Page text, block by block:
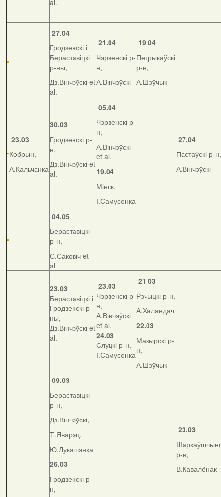
al.
27.04
Гродзенскі і
Бераставіцкі
р-ны,
Дз.Вінчэўскі et
al.
21.04
Чэрвенскі р-
н,
А.Вінчэўскі
19.04
Петрыкаўскі
р-н,
А.Шэўчык
23.03
Кобрын,
А.Кальчанка
30.03
Гродзенскі р-
н,
Дз.Вінчэўскі et
al.
05.04
Чэрвенскі р-
н,
А.Вінчэўскі
et al.
19.04
Мінск,
І.Самусенка
27.04
Пастаўскі р-н,
А.Вінчэўскі
04.05
Бераставіцкі
р-н,
С.Саковіч et
al.
23.03
Бераставіцкі і
Гродзенскі р-
ны,
Дз.Вінчэўскі et
al.
23.03
Чэрвенскі р-
н,
А.Вінчэўскі
et al.
24.03
Слуцкі р-н,
І.Самусенка
21.03
Рэчыцкі р-н,
А.Халандач
22.03
Мазырскі р-
н,
А.Шэўчык
09.03
Бераставіцкі
р-н,
Дз.Вінчэўскі,
Т.Яварэц,
Ю.Лукашэнка
26.03
Гродзенскі р-
н,
23.03
р-н,
В.Кавалёнак